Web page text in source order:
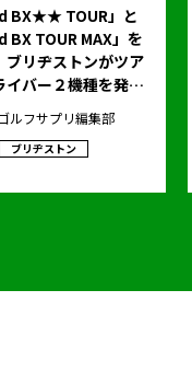
BX★★ TOUR」と
BX TOUR MAX」を
リヂストンがツア
イバー２機種を発
ゴルフサプリ編集部
ブリヂストン